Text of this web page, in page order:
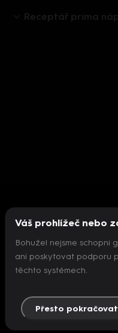
Receptář prima
Nepodařilo se
Váš prohlížeč nebo
Bohužel nejsme schopni
ani poskytovat podporu
těchto systémech.
Přesto pokračovat